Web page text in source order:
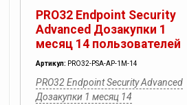
PRO32 Endpoint Security
Advanced Дозакупки 1
месяц 14 пользователей
Артикул: PRO32-PSA-AP-1M-14
PRO32 Endpoint Security Advanced
Дозакупки 1 месяц 14